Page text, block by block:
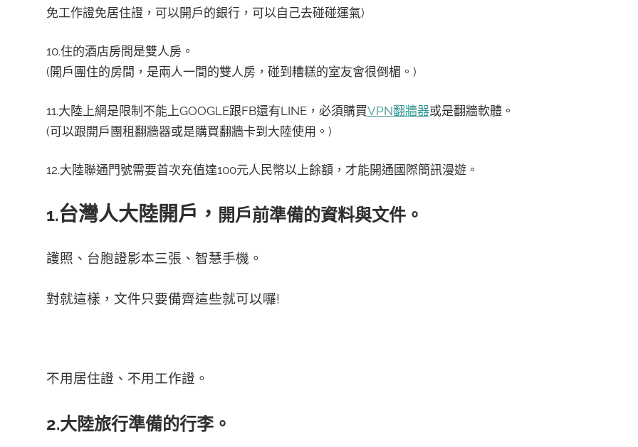
免工作證免居住證，可以開戶的銀行，可以自己去碰碰運氣)
10.住的酒店房間是雙人房。
(開戶團住的房間，是兩人一間的雙人房，碰到糟糕的室友會很倒楣。)
11.大陸上網是限制不能上GOOGLE跟FB還有LINE，必須購買VPN翻牆器或是翻牆軟體。
(可以跟開戶團租翻牆器或是購買翻牆卡到大陸使用。)
12.大陸聯通門號需要首次充值達100元人民幣以上餘額，才能開通國際簡訊漫遊。
1.台灣人大陸開戶， 開戶前準備的資料與文件。
護照、台胞證影本三張、智慧手機。
對就這樣，文件只要備齊這些就可以囉!
不用居住證、不用工作證。
2.大陸旅行準備的行李。